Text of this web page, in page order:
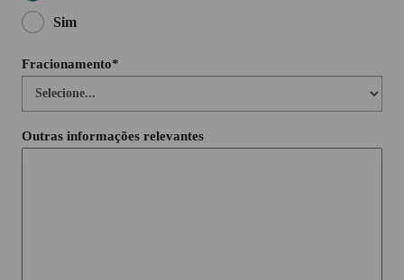
Sim
Fracionamento*
Outras informações relevantes